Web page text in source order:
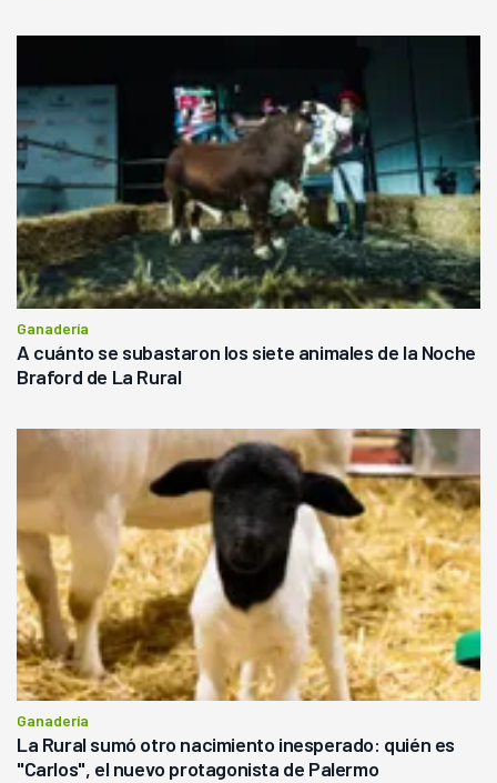
Ganadería
A cuánto se subastaron los siete animales de la Noche
Braford de La Rural
Ganadería
La Rural sumó otro nacimiento inesperado: quién es
"Carlos", el nuevo protagonista de Palermo